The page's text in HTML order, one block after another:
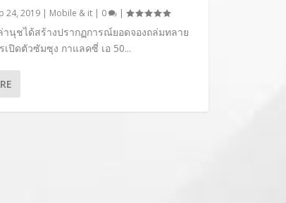
24, 2019| Mobile & it| 0 |
านุชได้สร้างปรากฏการณ์ยอดจองถล่มทลาย
เปิดตัวซัมซุง กาแลคซี่ เอ 50...